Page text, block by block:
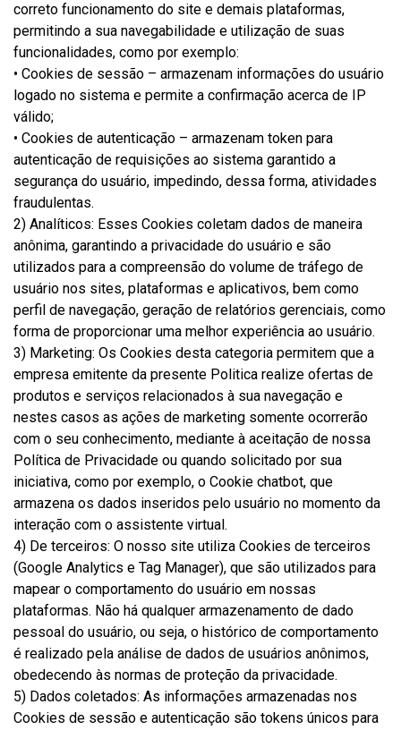
correto funcionamento do site e demais plataformas,
permitindo a sua navegabilidade e utilização de suas
funcionalidades, como por exemplo:
• Cookies de sessão – armazenam informações do usuário
logado no sistema e permite a confirmação acerca de IP
válido;
• Cookies de autenticação – armazenam token para
autenticação de requisições ao sistema garantido a
segurança do usuário, impedindo, dessa forma, atividades
fraudulentas.
2) Analíticos: Esses Cookies coletam dados de maneira
anônima, garantindo a privacidade do usuário e são
utilizados para a compreensão do volume de tráfego de
usuário nos sites, plataformas e aplicativos, bem como
perfil de navegação, geração de relatórios gerenciais, como
forma de proporcionar uma melhor experiência ao usuário.
3) Marketing: Os Cookies desta categoria permitem que a
empresa emitente da presente Politica realize ofertas de
produtos e serviços relacionados à sua navegação e
nestes casos as ações de marketing somente ocorrerão
com o seu conhecimento, mediante à aceitação de nossa
Política de Privacidade ou quando solicitado por sua
iniciativa, como por exemplo, o Cookie chatbot, que
armazena os dados inseridos pelo usuário no momento da
interação com o assistente virtual.
4) De terceiros: O nosso site utiliza Cookies de terceiros
(Google Analytics e Tag Manager), que são utilizados para
mapear o comportamento do usuário em nossas
plataformas. Não há qualquer armazenamento de dado
pessoal do usuário, ou seja, o histórico de comportamento
é realizado pela análise de dados de usuários anônimos,
obedecendo às normas de proteção da privacidade.
5) Dados coletados: As informações armazenadas nos
Cookies de sessão e autenticação são tokens únicos para